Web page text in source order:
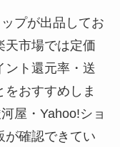
プが出品してお
天市場では定価
ント還元率・送
おすすめしま
屋・Yahoo!ショ
が確認できてい